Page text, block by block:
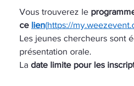
Vous trouverez le
ce lien(https://
Les jeunes chercheurs sont
présentation orale.
La date limite pour les